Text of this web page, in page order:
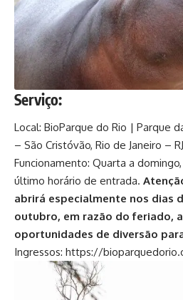
Serviço:
Local: BioParque do Rio | Parque
– São Cristóvão, Rio de Janeiro – RJ
Funcionamento: Quarta a
último horário de entrada.
abrirá especialmente nos dias
outubro, em razão do feriado,
oportunidades de diversão
Ingressos: https://